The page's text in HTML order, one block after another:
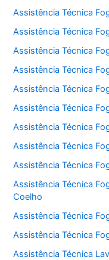
Assistência Técnica
Assistência Técnica
Assistência Técnica
Assistência Técnica
Assistência Técnica
Assistência Técnica
Assistência Técnica
Assistência Técnica
Assistência Técnica
Assistência Técnica
Coelho
Assistência Técnica
Assistência Técnica
Assistência Técnica